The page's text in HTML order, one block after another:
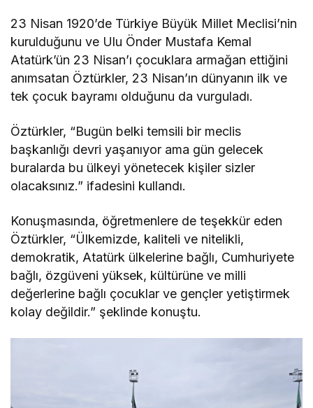
23 Nisan 1920’de Türkiye Büyük Millet Meclisi’nin
kurulduğunu ve Ulu Önder Mustafa Kemal
Atatürk’ün 23 Nisan’ı çocuklara armağan ettiğini
anımsatan Öztürkler, 23 Nisan’ın dünyanın ilk ve
tek çocuk bayramı olduğunu da vurguladı.
Öztürkler, “Bugün belki temsili bir meclis
başkanlığı devri yaşanıyor ama gün gelecek
buralarda bu ülkeyi yönetecek kişiler sizler
olacaksınız.” ifadesini kullandı.
Konuşmasında, öğretmenlere de teşekkür eden
Öztürkler, “Ülkemizde, kaliteli ve nitelikli,
demokratik, Atatürk ülkelerine bağlı, Cumhuriyete
bağlı, özgüveni yüksek, kültürüne ve milli
değerlerine bağlı çocuklar ve gençler yetiştirmek
kolay değildir.” şeklinde konuştu.